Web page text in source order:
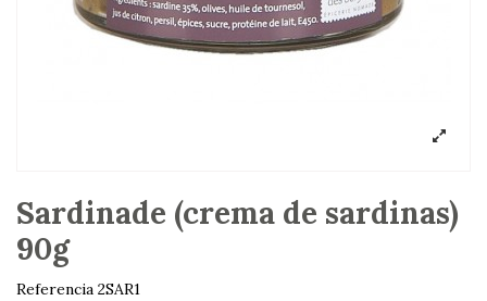
Sardinade (crema de sardinas)
90g
Referencia 2SAR1